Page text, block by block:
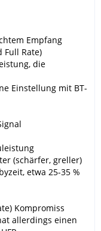
Empfang
Full Rate)
die
Einstellung mit BT-
(schärfer, greller)
etwa 25-35 %
Kompromiss
allerdings einen